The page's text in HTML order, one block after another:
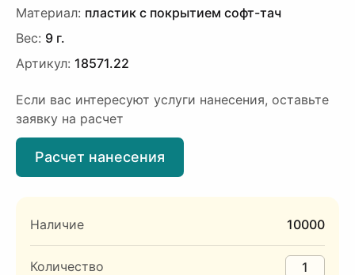
Материал: пластик с покрытием софт-тач
Вес: 9 г.
Артикул: 18571.22
Если вас интересуют услуги нанесения, оставьте
заявку на расчет
Расчет нанесения
Наличие 10000
Количество